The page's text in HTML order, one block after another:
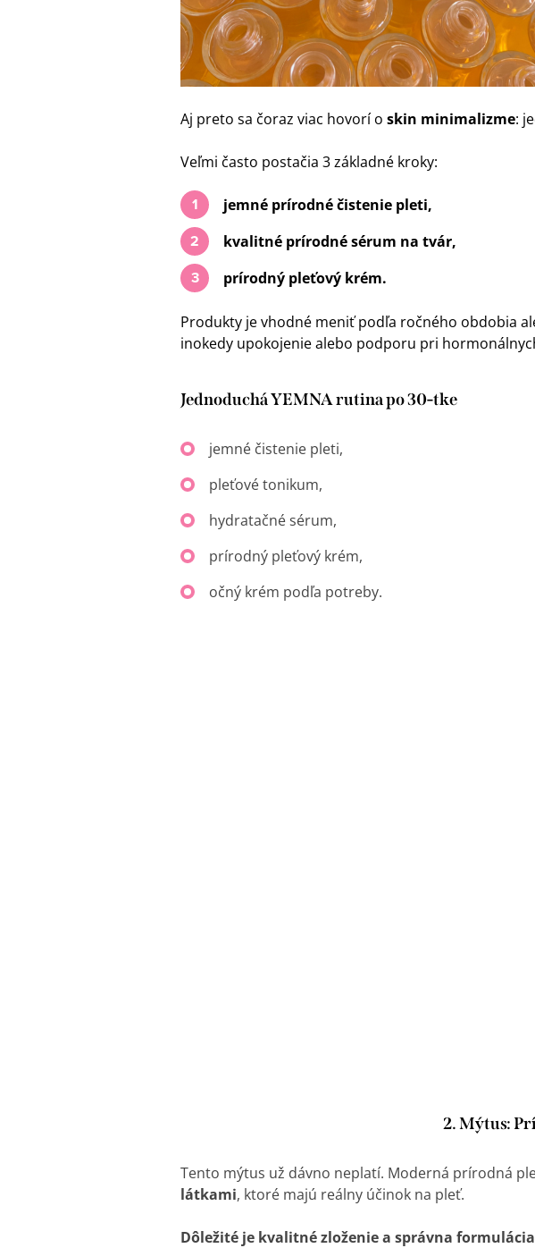
Aj preto sa čoraz viac hovorí o skin minimalizme:
Veľmi často postačia 3 základné kroky:
jemné prírodné čistenie pleti,
kvalitné prírodné sérum na tvár,
prírodný pleťový krém.
Produkty je vhodné meniť podľa ročného obdobia
inokedy upokojenie alebo podporu pri
Jednoduchá YEMNA rutina po 30-tke
jemné čistenie pleti,
pleťové tonikum,
hydratačné sérum,
prírodný pleťový krém,
očný krém podľa potreby.
2. Mýtus:
Tento mýtus už dávno neplatí. Moderná prírodná
látkami, ktoré majú reálny účinok na pleť.
Dôležité je kvalitné zloženie a správna